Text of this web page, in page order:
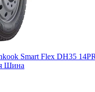
Smart Flex DH35
Шина